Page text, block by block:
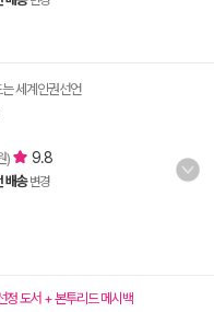
세계인권선언
) 9.8
배송 변경
도서 + 본투리드 메시백